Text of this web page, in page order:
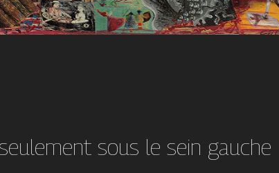
sous le sein gauche